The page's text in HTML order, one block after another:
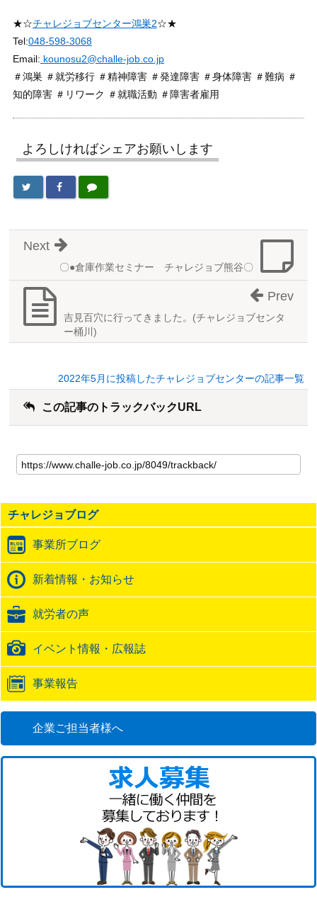
★☆チャレジョブセンター鴻巣2☆★
Tel:048-598-3068
Email: kounosu2@challe-job.co.jp
＃鴻巣 ＃就労移行 ＃精神障害 ＃発達障害 ＃身体障害 ＃難病 ＃
知的障害 ＃リワーク ＃就職活動 ＃障害者雇用
よろしければシェアお願いします
〇●倉庫作業セミナー チャレジョブ熊谷〇
Next
吉見百穴に行ってきました。(チャレジョブセンタ
ー桶川)
Prev
2022年5月に投稿したチャレジョブセンターの記事一覧
この記事のトラックバックURL
の
記
の
ト
ッ
ク
バ
ッ
URL
チャレジョブログ
事業所ブログ
新着情報・お知らせ
就労者の声
イベント情報・広報誌
事業報告
企業ご担当者様へ